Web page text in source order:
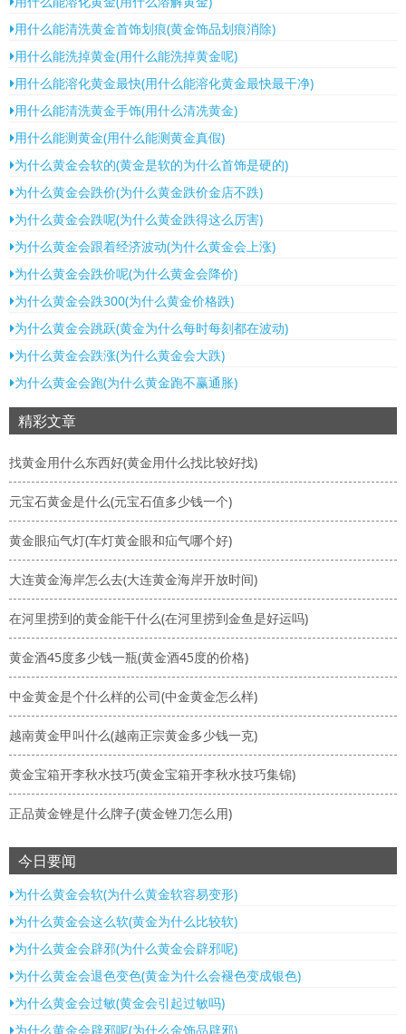
用什么能清洗黄金首饰划痕(黄金饰品划痕消除)
用什么能洗掉黄金(用什么能洗掉黄金呢)
用什么能溶化黄金最快(用什么能溶化黄金最快最干净)
用什么能清洗黄金手饰(用什么清冼黄金)
用什么能测黄金(用什么能测黄金真假)
为什么黄金会软的(黄金是软的为什么首饰是硬的)
为什么黄金会跌价(为什么黄金跌价金店不跌)
为什么黄金会跌呢(为什么黄金跌得这么厉害)
为什么黄金会跟着经济波动(为什么黄金会上涨)
为什么黄金会跌价呢(为什么黄金会降价)
为什么黄金会跌300(为什么黄金价格跌)
为什么黄金会跳跃(黄金为什么每时每刻都在波动)
为什么黄金会跌涨(为什么黄金会大跌)
为什么黄金会跑(为什么黄金跑不赢通胀)
精彩文章
找黄金用什么东西好(黄金用什么找比较好找)
元宝石黄金是什么(元宝石值多少钱一个)
黄金眼疝气灯(车灯黄金眼和疝气哪个好)
大连黄金海岸怎么去(大连黄金海岸开放时间)
在河里捞到的黄金能干什么(在河里捞到金鱼是好运吗)
黄金酒45度多少钱一瓶(黄金酒45度的价格)
中金黄金是个什么样的公司(中金黄金怎么样)
越南黄金甲叫什么(越南正宗黄金多少钱一克)
黄金宝箱开李秋水技巧(黄金宝箱开李秋水技巧集锦)
正品黄金锉是什么牌子(黄金锉刀怎么用)
今日要闻
为什么黄金会软(为什么黄金软容易变形)
为什么黄金会这么软(黄金为什么比较软)
为什么黄金会辟邪(为什么黄金会辟邪呢)
为什么黄金会退色变色(黄金为什么会褪色变成银色)
为什么黄金会过敏(黄金会引起过敏吗)
为什么黄金会辟邪呢(为什么金饰品辟邪)